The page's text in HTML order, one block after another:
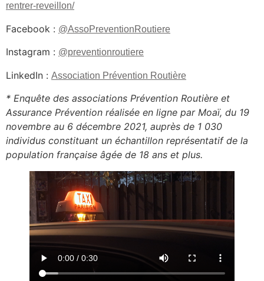
rentrer-reveillon/
Facebook : @AssoPreventionRoutiere
Instagram : @preventionroutiere
LinkedIn : Association Prévention Routière
* Enquête des associations Prévention Routière et
Assurance Prévention réalisée en ligne par Moaï, du 19
novembre au 6 décembre 2021, auprès de 1 030
individus constituant un échantillon représentatif de la
population française âgée de 18 ans et plus.